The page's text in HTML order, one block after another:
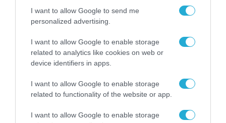
I want to allow Google to send me
personalized advertising.
I want to allow Google to enable storage
related to analytics like cookies on web or
device identifiers in apps.
I want to allow Google to enable storage
related to functionality of the website or app.
I want to allow Google to enable storage
παραβάσεις που
αφορούν τους ΦΗΜ
31.07.2026
Σ. Καλαφάτης: «Η
Τεχνητή Νοημοσύνη
δεν είναι απλώς μια
νέα τεχνολογία, είναι
μια νέα βιομηχανική
επανάσταση»
31.07.2026
για τη χρηματοδότηση